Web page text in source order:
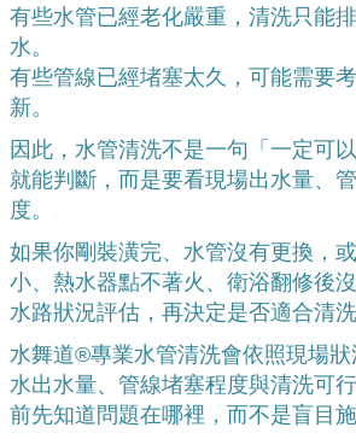
有些水管已經老化嚴重，清洗只能
水。
有些管線已經堵塞太久，可能需要
新。
因此，水管清洗不是一句「一定可
就能判斷，而是要看現場出水量、
度。
如果你剛裝潢完、水管沒有更換，
小、熱水器點不著火、衛浴翻修後
水路狀況評估，再決定是否適合清洗
水舞道®專業水管清洗會依照現場
水出水量、管線堵塞程度與清洗可
前先知道問題在哪裡，而不是盲目施